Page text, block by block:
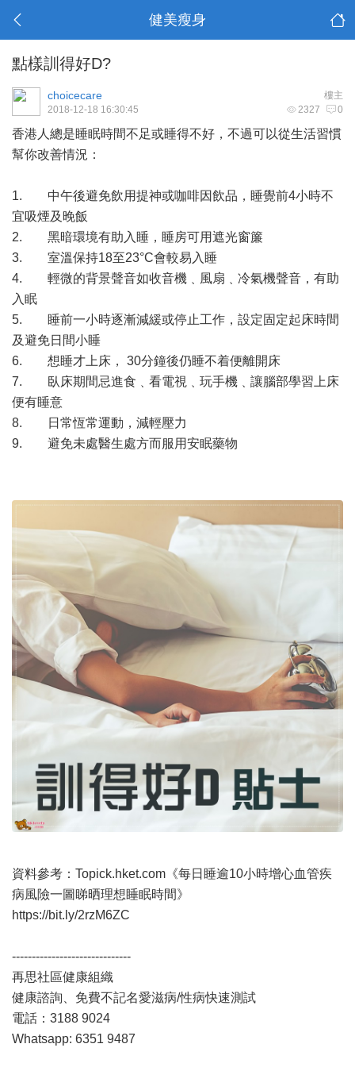
健美瘦身
點樣訓得好D?
樓主
choicecare
2327 0
2018-12-18 16:30:45
香港人總是睡眠時間不足或睡得不好，不過可以從生活習慣
幫你改善情況：
1. 中午後避免飲用提神或咖啡因飲品，睡覺前4小時不
宜吸煙及晚飯
2. 黑暗環境有助入睡，睡房可用遮光窗簾
3. 室溫保持18至23°C會較易入睡
4. 輕微的背景聲音如收音機﹑風扇﹑冷氣機聲音，有助
入眠
5. 睡前一小時逐漸減緩或停止工作，設定固定起床時間
及避免日間小睡
6. 想睡才上床， 30分鐘後仍睡不着便離開床
7. 臥床期間忌進食﹑看電視﹑玩手機﹑讓腦部學習上床
便有睡意
8. 日常恆常運動，減輕壓力
9. 避免未處醫生處方而服用安眠藥物
資料參考：Topick.hket.com《每日睡逾10小時增心血管疾
病風險一圖睇晒理想睡眠時間》
https://bit.ly/2rzM6ZC
------------------------------
再思社區健康組織
健康諮詢、免費不記名愛滋病/性病快速測試
電話：3188 9024
Whatsapp: 6351 9487